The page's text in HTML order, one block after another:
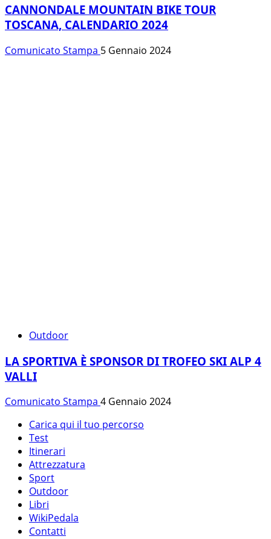
CANNONDALE MOUNTAIN BIKE TOUR
TOSCANA, CALENDARIO 2024
Comunicato Stampa 5 Gennaio 2024
Outdoor
LA SPORTIVA È SPONSOR DI TROFEO SKI ALP 4
VALLI
Comunicato Stampa 4 Gennaio 2024
Carica qui il tuo percorso
Test
Itinerari
Attrezzatura
Sport
Outdoor
Libri
WikiPedala
Contatti